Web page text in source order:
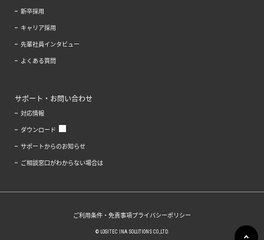
新卒採用
キャリア採用
先輩社員インタビュー
よくある質問
サポート・お問い合わせ
対応情報
ダウンロード
サポートからのお知らせ
ご相談窓口がわからない場合は
ご利用条件・免責事項プライバシーポリシー
© LOGITEC INA SOLUTIONS CO.,LTD.